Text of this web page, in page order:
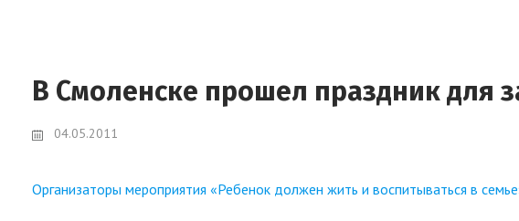
В Смоленске прошел праздник для
04.05.2011
Организаторы мероприятия «Ребенок должен жить и воспитываться в